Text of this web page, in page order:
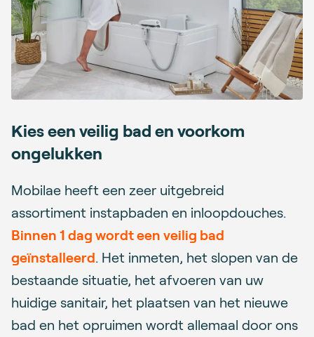
Kies een veilig bad en voorkom
ongelukken
Mobilae heeft een zeer uitgebreid
assortiment instapbaden en inloopdouches.
Binnen 1 dag wordt een veilig bad
geïnstalleerd . Het inmeten, het slopen van de
bestaande situatie, het afvoeren van uw
huidige sanitair, het plaatsen van het nieuwe
bad en het opruimen wordt allemaal door ons